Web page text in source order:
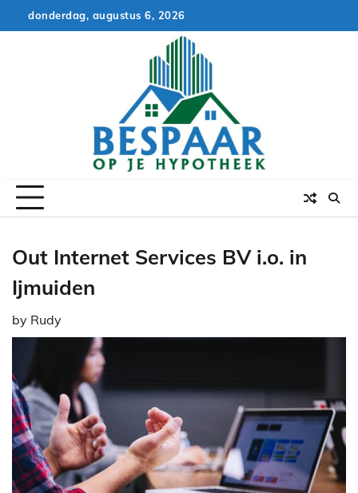
to
donderdag, augustus 6, 2026
Out Internet Services BV i.o. in
Ijmuiden
by Rudy